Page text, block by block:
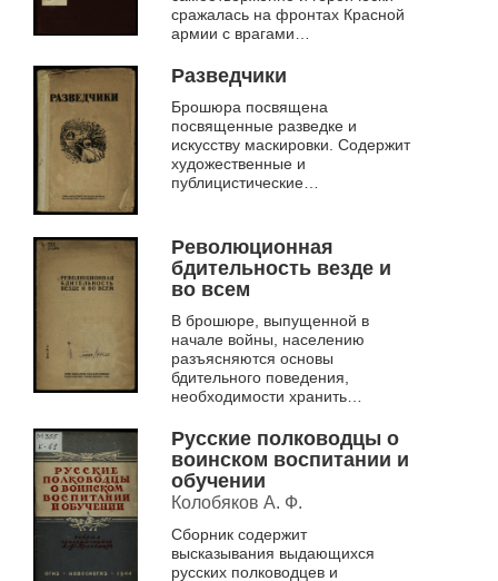
сражалась на фронтах Красной
армии с врагами
Она выполнила свой
революционный долг перед р...
Разведчики
Брошюра посвящена
посвященные разведке и
искусству маскировки. Содержит
художественные и
публицистические
условиях и примеры успешного
выполнения бое...
Революционная
бдительность везде и
во всем
В брошюре, выпущенной в
начале войны, населению
разъясняются основы
бдительного поведения,
необходимости хранить
тайну, выявлять шпионов и их
пособников, охранять
стратегичес...
Русские полководцы о
воинском воспитании и
обучении
Колобяков А. Ф.
Сборник содержит
высказывания выдающихся
русских полководцев и